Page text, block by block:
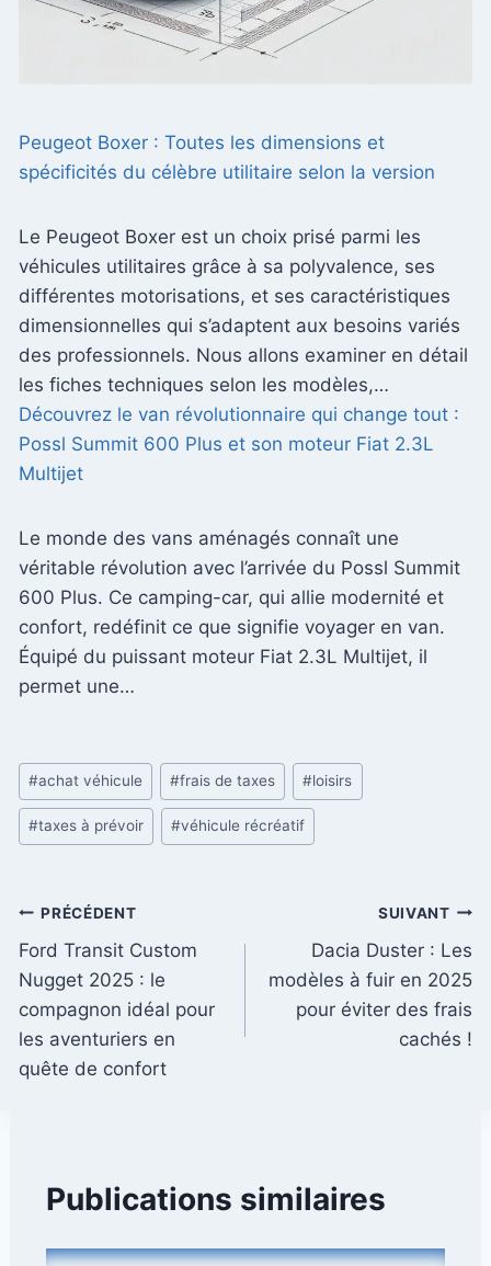
Peugeot Boxer : Toutes les dimensions et
spécificités du célèbre utilitaire selon la version
Le Peugeot Boxer est un choix prisé parmi les
véhicules utilitaires grâce à sa polyvalence, ses
différentes motorisations, et ses caractéristiques
dimensionnelles qui s’adaptent aux besoins variés
des professionnels. Nous allons examiner en détail
les fiches techniques selon les modèles,…
Découvrez le van révolutionnaire qui change tout :
Possl Summit 600 Plus et son moteur Fiat 2.3L
Multijet
Le monde des vans aménagés connaît une
véritable révolution avec l’arrivée du Possl Summit
600 Plus. Ce camping-car, qui allie modernité et
confort, redéfinit ce que signifie voyager en van.
Équipé du puissant moteur Fiat 2.3L Multijet, il
permet une…
Étiquettes
de
la
#achat véhicule #frais de taxes #loisirs
#taxes à prévoir #véhicule récréatif
Navigation
de
l’article
PRÉCÉDENT
Ford Transit Custom
Nugget 2025 : le
compagnon idéal pour
les aventuriers en
quête de confort
SUIVANT
Dacia Duster : Les
modèles à fuir en 2025
pour éviter des frais
cachés !
Publications similaires